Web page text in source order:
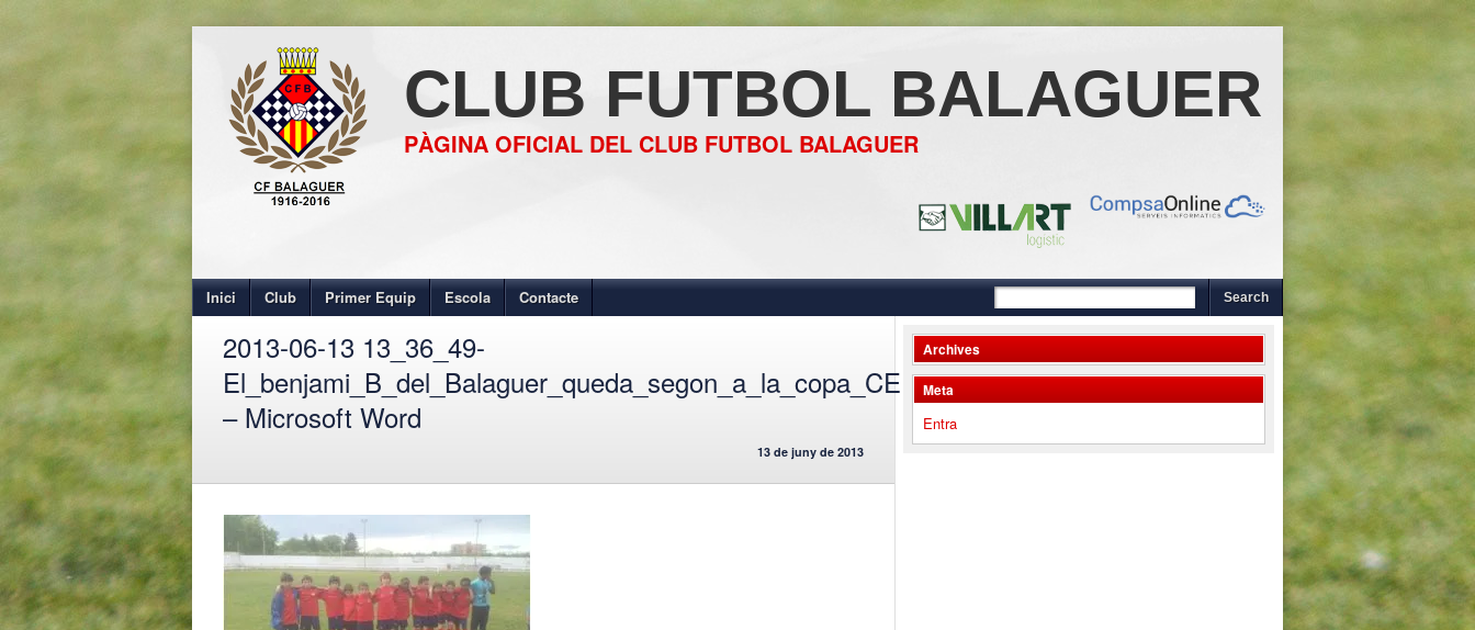
CLUB FUTBOL BALAGUER
PÀGINA OFICIAL DEL CLUB FUTBOL BALAGUER
Inici Club Primer Equip Escola Contacte
2013-06-13 13_36_49-
El_benjami_B_del_Balaguer_queda_segon_a_la_copa_CEPU
– Microsoft Word
13 de juny de 2013
Archives
Meta
Entra